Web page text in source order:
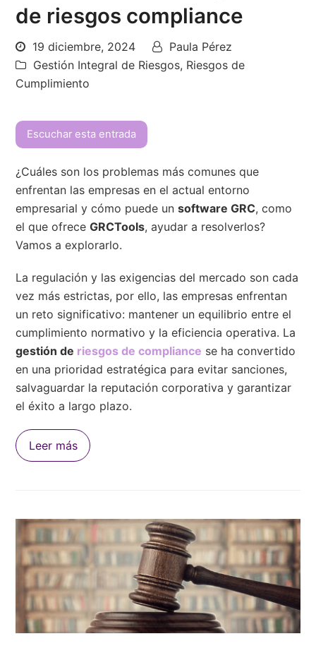
de riesgos compliance
19 diciembre, 2024
Paula Pérez
Gestión Integral de Riesgos, Riesgos de
Cumplimiento
Escuchar esta entrada
¿Cuáles son los problemas más comunes que
enfrentan las empresas en el actual entorno
empresarial y cómo puede unsoftware GRC, como
el que ofreceGRCTools, ayudar a resolverlos?
Vamos a explorarlo.
La regulación y las exigencias del mercado son cada
vez más estrictas, por ello, las empresas enfrentan
un reto significativo: mantener un equilibrio entre el
cumplimiento normativo y la eficiencia operativa. La
gestión de riesgos de compliance se ha convertido
en una prioridad estratégica para evitar sanciones,
salvaguardar la reputación corporativa y garantizar
el éxito a largo plazo.
Leer más